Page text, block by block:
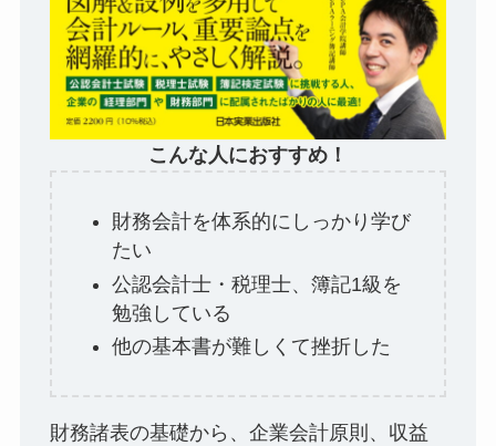
こんな人におすすめ！
財務会計を体系的にしっかり学び
たい
公認会計士・税理士、簿記1級を
勉強している
他の基本書が難しくて挫折した
財務諸表の基礎から、企業会計原則、収益